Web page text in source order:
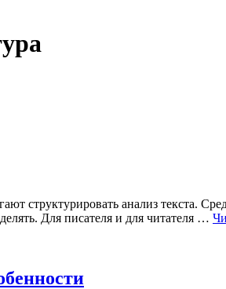
структурировать анализ текста.
Для писателя и для читателя …